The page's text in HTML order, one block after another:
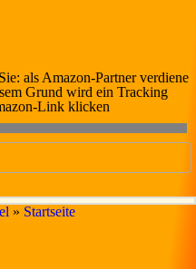
als Amazon-Partner verdiene
Grund wird ein Tracking
Link klicken
» Startseite